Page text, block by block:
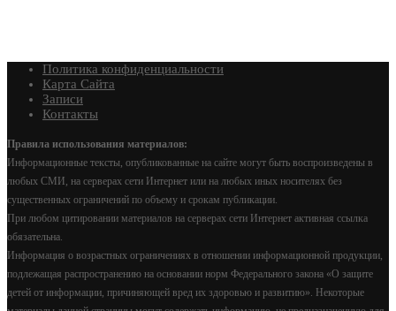
Политика конфиденциальности
Карта Сайта
Записи
Контакты
Правила использования материалов:
Информационные тексты, опубликованные на сайте могут быть воспроизведены в
любых СМИ, на серверах сети Интернет или на любых иных носителях без
существенных ограничений по объему и срокам публикации.
При любом цитировании материалов на серверах сети Интернет активная ссылка
обязательна.
Информация о возрастных ограничениях в отношении информационной продукции,
подлежащая распространению на основании норм Федерального закона «О защите
детей от информации, причиняющей вред их здоровью и развитию». Некоторые